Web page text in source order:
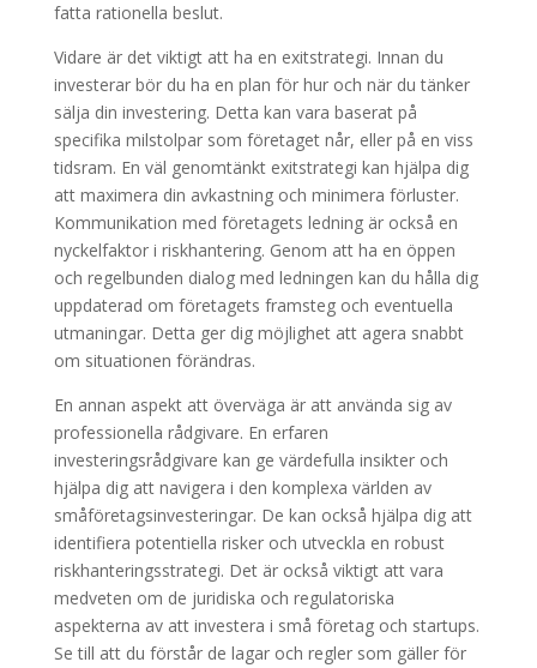
fatta rationella beslut.
Vidare är det viktigt att ha en exitstrategi. Innan du
investerar bör du ha en plan för hur och när du tänker
sälja din investering. Detta kan vara baserat på
specifika milstolpar som företaget når, eller på en viss
tidsram. En väl genomtänkt exitstrategi kan hjälpa dig
att maximera din avkastning och minimera förluster.
Kommunikation med företagets ledning är också en
nyckelfaktor i riskhantering. Genom att ha en öppen
och regelbunden dialog med ledningen kan du hålla dig
uppdaterad om företagets framsteg och eventuella
utmaningar. Detta ger dig möjlighet att agera snabbt
om situationen förändras.
En annan aspekt att överväga är att använda sig av
professionella rådgivare. En erfaren
investeringsrådgivare kan ge värdefulla insikter och
hjälpa dig att navigera i den komplexa världen av
småföretagsinvesteringar. De kan också hjälpa dig att
identifiera potentiella risker och utveckla en robust
riskhanteringsstrategi. Det är också viktigt att vara
medveten om de juridiska och regulatoriska
aspekterna av att investera i små företag och startups.
Se till att du förstår de lagar och regler som gäller för